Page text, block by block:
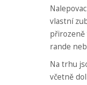
vlastní
přirozeně
rande
Na trhu
včetně